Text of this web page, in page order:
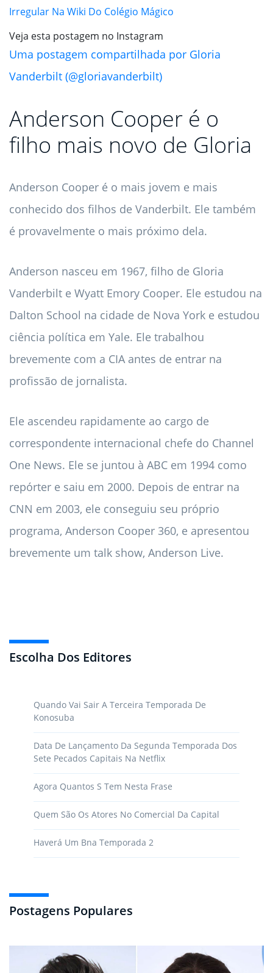
Escolha Dos Editores
Quando Vai Sair A Terceira Temporada De
Konosuba
Data De Lançamento Da Segunda Temporada Dos
Sete Pecados Capitais Na Netflix
Agora Quantos S Tem Nesta Frase
Quem São Os Atores No Comercial Da Capital
Haverá Um Bna Temporada 2
Postagens Populares
Irregular Na Wiki Do Colégio Mágico
Veja esta postagem no Instagram
Uma postagem compartilhada por Gloria
Vanderbilt (@gloriavanderbilt)
Anderson Cooper é o
filho mais novo de Gloria
Anderson Cooper é o mais jovem e mais
conhecido dos filhos de Vanderbilt. Ele também
é provavelmente o mais próximo dela.
Anderson nasceu em 1967, filho de Gloria
Vanderbilt e Wyatt Emory Cooper. Ele estudou na
Dalton School na cidade de Nova York e estudou
ciência política em Yale. Ele trabalhou
brevemente com a CIA antes de entrar na
profissão de jornalista.
Ele ascendeu rapidamente ao cargo de
correspondente internacional chefe do Channel
One News. Ele se juntou à ABC em 1994 como
repórter e saiu em 2000. Depois de entrar na
CNN em 2003, ele conseguiu seu próprio
programa, Anderson Cooper 360, e apresentou
brevemente um talk show, Anderson Live.